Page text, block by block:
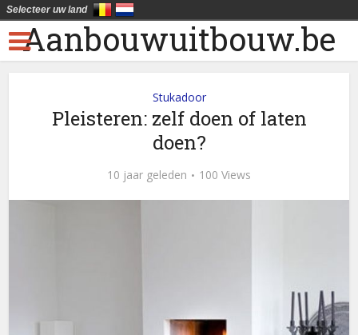
Aanbouwuitbouw.be
Stukadoor
Pleisteren: zelf doen of laten
doen?
10 jaar geleden 100 Views
Selecteer uw land